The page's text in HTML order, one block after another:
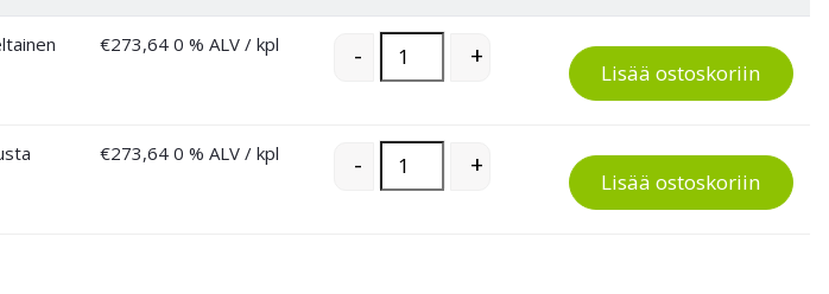
€273,64 0 % ALV / kpl - Porraskärry 200 kg quantity
+
Lisää ostoskoriin
€273,64 0 % ALV / kpl - Porraskärry 200 kg quantity
+
Lisää ostoskoriin